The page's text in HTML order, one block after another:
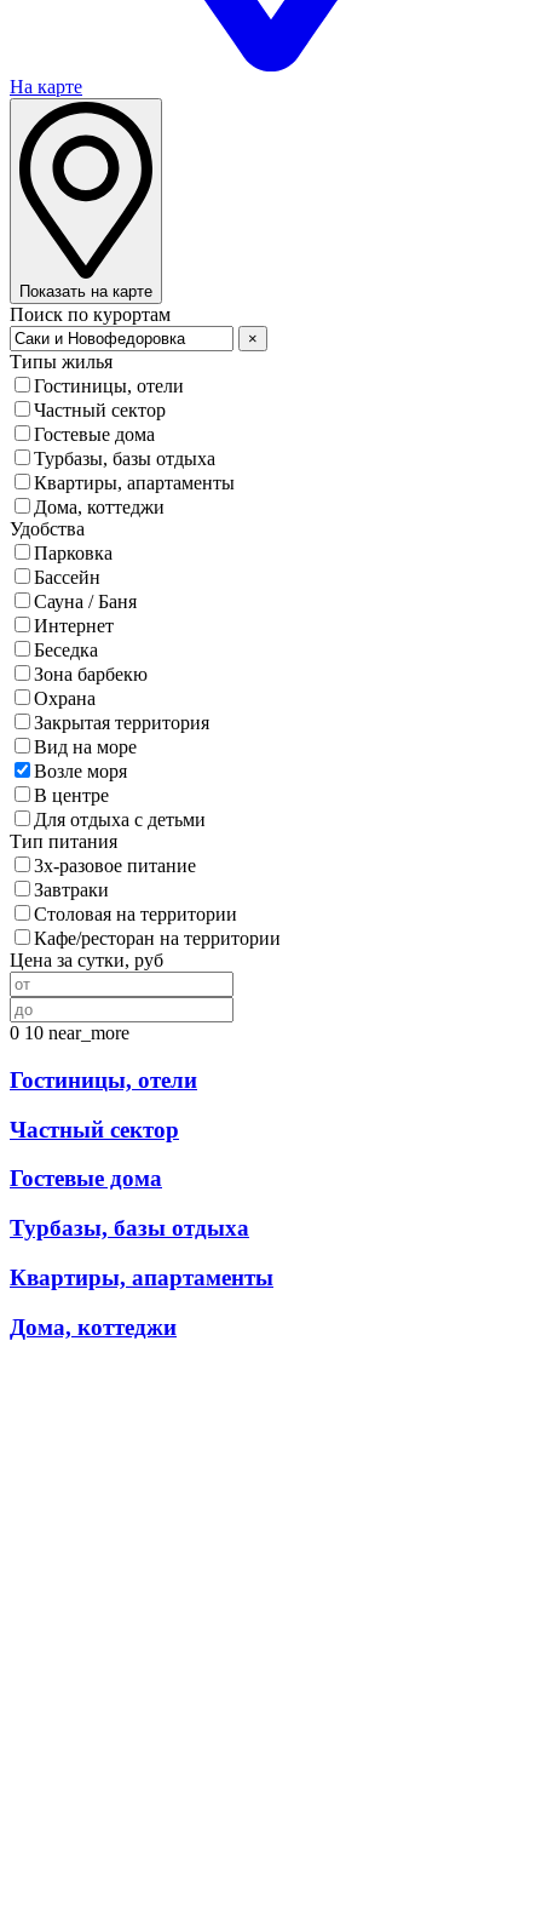
На карте
Показать на карте
Поиск по курортам
×
Типы жилья
Гостиницы, отели
Частный сектор
Гостевые дома
Турбазы, базы отдыха
Квартиры, апартаменты
Дома, коттеджи
Удобства
Парковка
Бассейн
Сауна / Баня
Интернет
Беседка
Зона барбекю
Охрана
Закрытая территория
Вид на море
Возле моря
В центре
Для отдыха с детьми
Тип питания
3х-разовое питание
Завтраки
Столовая на территории
Кафе/ресторан на территории
Цена за сутки, руб
0 10 near_more
Гостиницы, отели
Частный сектор
Гостевые дома
Турбазы, базы отдыха
Квартиры, апартаменты
Дома, коттеджи